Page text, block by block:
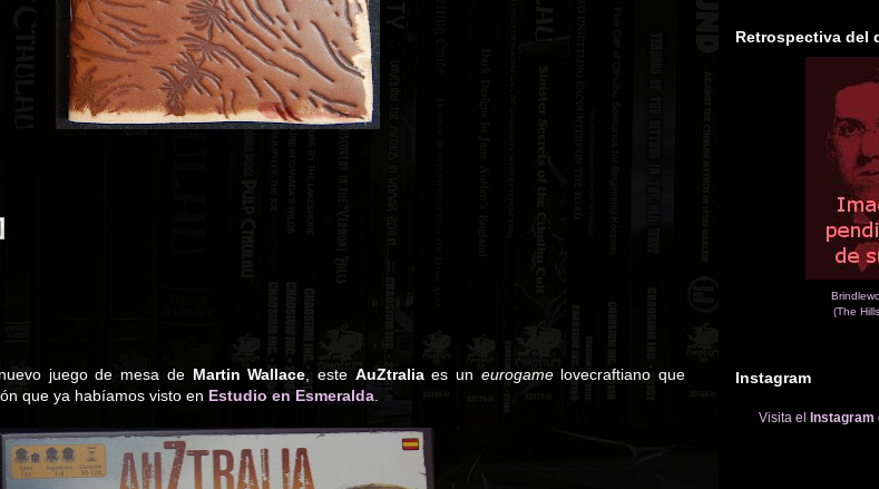
juego de mesa de Martin Wallace , este AuZtraliaes un eurogamelovecraftiano que
que ya habíamos visto en Estudio en Esmeralda
Retrospectiva del
(The
Instagram
Visita el Instagram